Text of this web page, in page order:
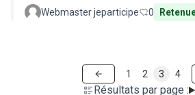
Webmaster jeparticipe 0
Résultats par page :
1 2 3 4